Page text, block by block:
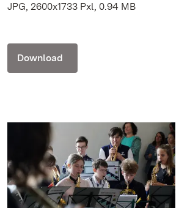
JPG, 2600x1733 Pxl, 0.94 MB
Download